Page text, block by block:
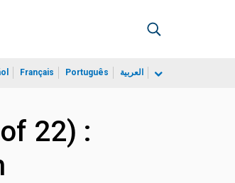
Français Português العربية
22) :